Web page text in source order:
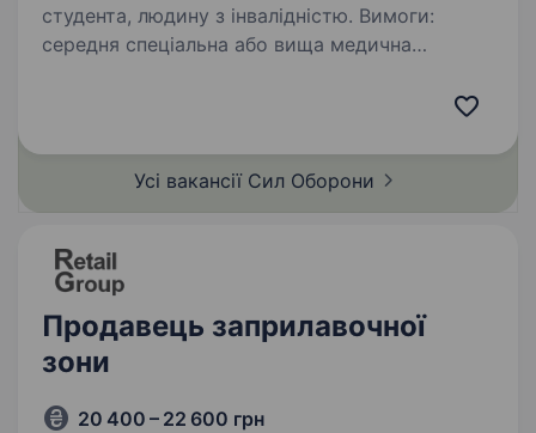
студента, людину з інвалідністю. Вимоги:
середня спеціальна або вища медична
та базовими офісними програмами вміння…
Усі вакансії Сил Оборони
Продавець заприлавочної
зони
20 400 – 22 600 грн